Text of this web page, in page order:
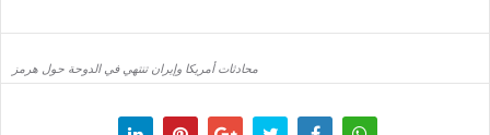
محادثات أمريكا وإيران تنتهي في الدوحة حول هرمز